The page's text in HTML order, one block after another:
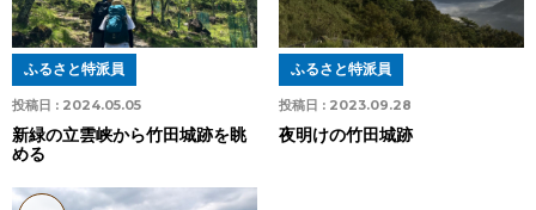
投稿日 : 2024.05.05
ふるさと特派員
新緑の立雲峡から竹田城跡を眺
める
投稿日 : 2023.09.28
ふるさと特派員
夜明けの竹田城跡